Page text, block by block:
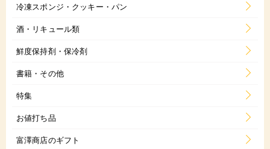
冷凍スポンジ・クッキー・パン
酒・リキュール類
鮮度保持剤・保冷剤
書籍・その他
特集
お値打ち品
富澤商店のギフト